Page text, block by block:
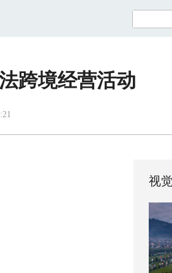
跨境经营活动
视